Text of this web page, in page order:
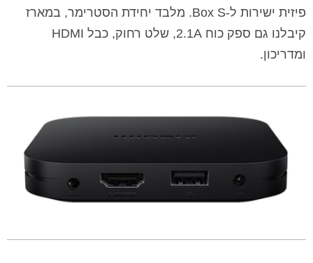
פיזית ישירות ל-Box S. מלבד יחידת הסטרימר, במארז
קיבלנו גם ספק כוח 2.1A, שלט רחוק, כבל HDMI
ומדריכון.